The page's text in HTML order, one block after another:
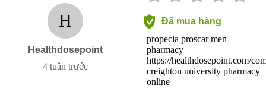
H
Healthdosepoint
4 tuần trước
Đã mua hàng
propecia proscar men
pharmacy
https://healthdosepoint.com/
creighton university pharmacy
online